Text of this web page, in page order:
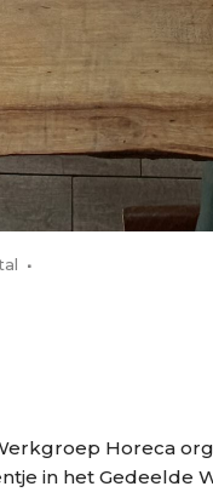
Horeca
in het Gedeelde